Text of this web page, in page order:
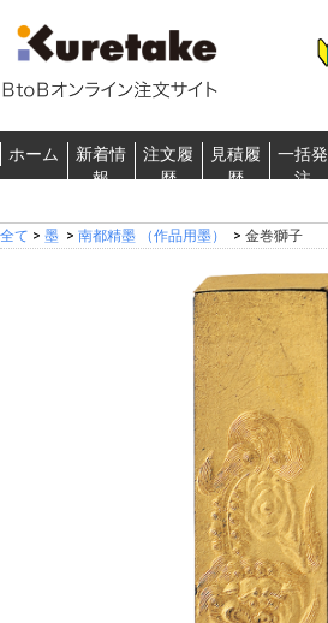
ホーム
新着情
報
注文履
歴
見積履
歴
一括発
注
全て > 墨 > 南都精墨 （作品用墨） > 金巻獅子